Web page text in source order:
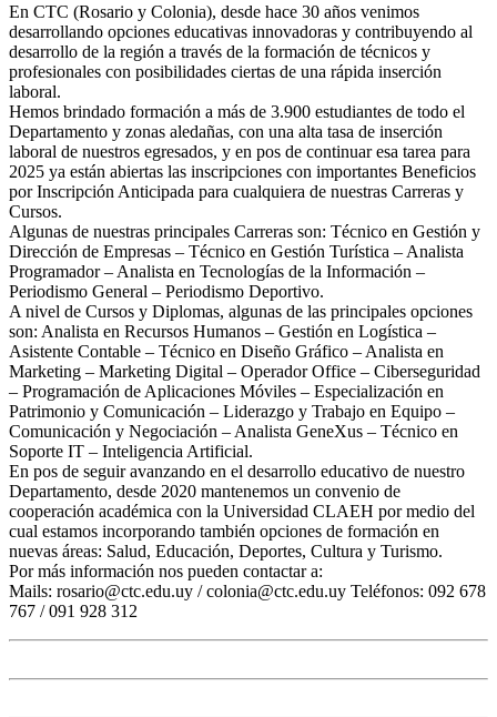
En CTC (Rosario y Colonia), desde hace 30 años venimos
desarrollando opciones educativas innovadoras y contribuyendo al
desarrollo de la región a través de la formación de técnicos y
profesionales con posibilidades ciertas de una rápida inserción
laboral.
Hemos brindado formación a más de 3.900 estudiantes de todo el
Departamento y zonas aledañas, con una alta tasa de inserción
laboral de nuestros egresados, y en pos de continuar esa tarea para
2025 ya están abiertas las inscripciones con importantes Beneficios
por Inscripción Anticipada para cualquiera de nuestras Carreras y
Cursos.
Algunas de nuestras principales Carreras son: Técnico en Gestión y
Dirección de Empresas – Técnico en Gestión Turística – Analista
Programador – Analista en Tecnologías de la Información –
Periodismo General – Periodismo Deportivo.
A nivel de Cursos y Diplomas, algunas de las principales opciones
son: Analista en Recursos Humanos – Gestión en Logística –
Asistente Contable – Técnico en Diseño Gráfico – Analista en
Marketing – Marketing Digital – Operador Office – Ciberseguridad
– Programación de Aplicaciones Móviles – Especialización en
Patrimonio y Comunicación – Liderazgo y Trabajo en Equipo –
Comunicación y Negociación – Analista GeneXus – Técnico en
Soporte IT – Inteligencia Artificial.
En pos de seguir avanzando en el desarrollo educativo de nuestro
Departamento, desde 2020 mantenemos un convenio de
cooperación académica con la Universidad CLAEH por medio del
cual estamos incorporando también opciones de formación en
nuevas áreas: Salud, Educación, Deportes, Cultura y Turismo.
Por más información nos pueden contactar a:
Mails: rosario@ctc.edu.uy / colonia@ctc.edu.uy Teléfonos: 092 678
767 / 091 928 312